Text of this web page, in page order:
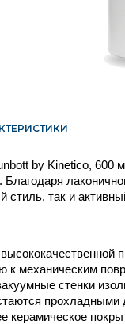
by Kinetico, 600
Благодаря
стиль, так и
к механическим
стенки
прохладными
керамическое